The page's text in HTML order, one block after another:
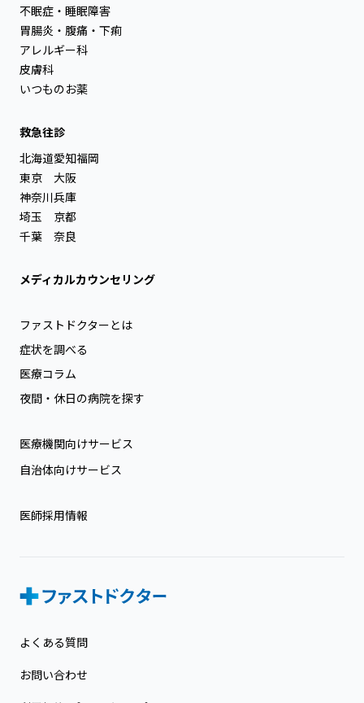
不眠症・睡眠障害
胃腸炎・腹痛・下痢
アレルギー科
皮膚科
いつものお薬
救急往診
北海道
東京
神奈川
埼玉
千葉
愛知
大阪
兵庫
京都
奈良
福岡
メディカルカウンセリング
ファストドクターとは
症状を調べる
医療コラム
夜間・休日の病院を探す
医療機関向けサービス
自治体向けサービス
医師採用情報
よくある質問
お問い合わせ